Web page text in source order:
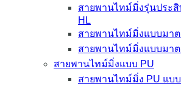
สายพานไทม์มิ่งรุ่นประ
HL
สายพานไทม์มิ่งแบบมาต
สายพานไทม์มิ่งแบบมา
สายพานไทม์มิ่งแบบ PU
สายพานไทม์มิ่ง PU แบ